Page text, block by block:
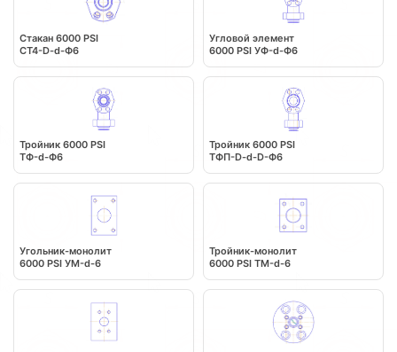
Стакан 6000 PSI
CT4-D-d-Ф6
Угловой элемент
6000 PSI УФ-d-Ф6
Тройник 6000 PSI
ТФ-d-Ф6
Тройник 6000 PSI
ТФП-D-d-D-Ф6
Угольник-монолит
6000 PSI УМ-d-6
Тройник-монолит
6000 PSI ТМ-d-6